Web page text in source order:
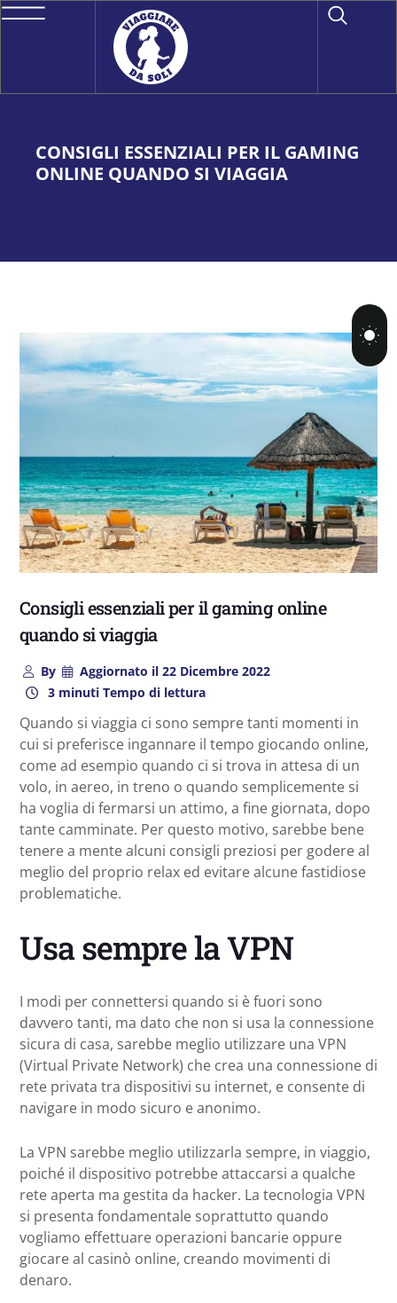
CONSIGLI ESSENZIALI PER IL GAMING
ONLINE QUANDO SI VIAGGIA
Consigli essenziali per il gaming online
quando si viaggia
By Aggiornato il 22 Dicembre 2022
3 minuti Tempo di lettura
Quando si viaggia ci sono sempre tanti momenti in
cui si preferisce ingannare il tempo giocando online,
come ad esempio quando ci si trova in attesa di un
volo, in aereo, in treno o quando semplicemente si
ha voglia di fermarsi un attimo, a fine giornata, dopo
tante camminate. Per questo motivo, sarebbe bene
tenere a mente alcuni consigli preziosi per godere al
meglio del proprio relax ed evitare alcune fastidiose
problematiche.
Usa sempre la VPN
I modi per connettersi quando si è fuori sono
davvero tanti, ma dato che non si usa la connessione
sicura di casa, sarebbe meglio utilizzare una VPN
(Virtual Private Network) che crea una connessione di
rete privata tra dispositivi su internet, e consente di
navigare in modo sicuro e anonimo.
La VPN sarebbe meglio utilizzarla sempre, in viaggio,
poiché il dispositivo potrebbe attaccarsi a qualche
rete aperta ma gestita da hacker. La tecnologia VPN
si presenta fondamentale soprattutto quando
vogliamo effettuare operazioni bancarie oppure
giocare al casinò online, creando movimenti di
denaro.